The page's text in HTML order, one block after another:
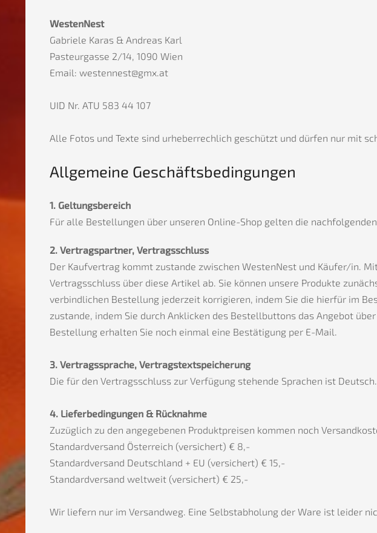
WestenNest
Gabriele Karas & Andreas Karl
Pasteurgasse 2/14, 1090 Wien
Email: westennest@gmx.at
UID Nr. ATU 583 44 107
Alle Fotos und Texte sind urheberrechlich geschützt und dürfen nur mit
Allgemeine Geschäftsbedingungen
1. Geltungsbereich
Für alle Bestellungen über unseren Online-Shop gelten die nachfolgenden
2. Vertragspartner, Vertragsschluss
Der Kaufvertrag kommt zustande zwischen WestenNest und Käufer/in.
Vertragsschluss über diese Artikel ab. Sie können unsere Produkte
verbindlichen Bestellung jederzeit korrigieren, indem Sie die hierfür im
zustande, indem Sie durch Anklicken des Bestellbuttons das Angebot
Bestellung erhalten Sie noch einmal eine Bestätigung per E-Mail.
3. Vertragssprache, Vertragstextspeicherung
Die für den Vertragsschluss zur Verfügung stehende Sprachen ist Deutsch.
4. Lieferbedingungen & Rücknahme
Zuzüglich zu den angegebenen Produktpreisen kommen noch
Standardversand Österreich (versichert) € 8,-
Standardversand Deutschland + EU (versichert) € 15,-
Standardversand weltweit (versichert) € 25,-
Wir liefern nur im Versandweg. Eine Selbstabholung der Ware ist leider